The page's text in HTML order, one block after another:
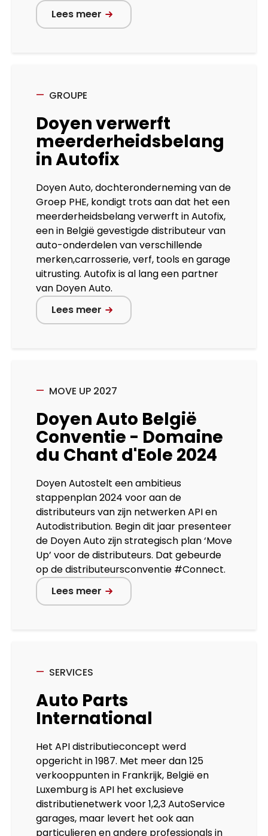
Lees meer
GROUPE
Doyen verwerft
meerderheidsbelang
in Autofix
Doyen Auto, dochteronderneming van de
Groep PHE, kondigt trots aan dat het een
meerderheidsbelang verwerft in Autofix,
een in België gevestigde distributeur van
auto-onderdelen van verschillende
merken,carrosserie, verf, tools en garage
uitrusting. Autofix is al lang een partner
van Doyen Auto.
Lees meer
MOVE UP 2027
Doyen Auto België
Conventie - Domaine
du Chant d'Eole 2024
Doyen Autostelt een ambitieus
stappenplan 2024 voor aan de
distributeurs van zijn netwerken API en
Autodistribution. Begin dit jaar presenteer
de Doyen Auto zijn strategisch plan ‘Move
Up’ voor de distributeurs. Dat gebeurde
op de distributeursconventie #Connect.
Lees meer
SERVICES
Auto Parts
International
Het API distributieconcept werd
opgericht in 1987. Met meer dan 125
verkooppunten in Frankrijk, België en
Luxemburg is API het exclusieve
distributienetwerk voor 1,2,3 AutoService
garages, maar levert het ook aan
particulieren en andere professionals in